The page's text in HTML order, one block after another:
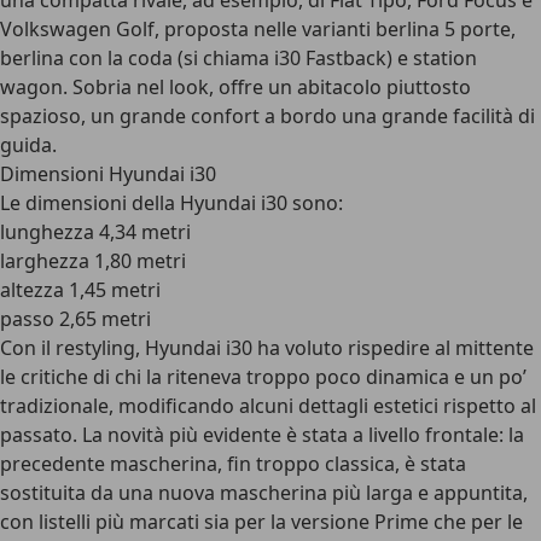
Volkswagen Golf, proposta nelle varianti berlina 5 porte,
berlina con la coda (si chiama i30 Fastback) e station
wagon. Sobria nel look, offre un abitacolo piuttosto
spazioso, un grande confort a bordo una grande facilità di
guida.
Dimensioni Hyundai i30
Le dimensioni della Hyundai i30 sono:
lunghezza 4,34 metri
larghezza 1,80 metri
altezza 1,45 metri
passo 2,65 metri
Con il restyling, Hyundai i30 ha voluto rispedire al mittente
le critiche di chi la riteneva troppo poco dinamica e un po’
tradizionale, modificando alcuni dettagli estetici rispetto al
passato. La novità più evidente è stata a livello frontale: la
precedente mascherina, fin troppo classica, è stata
sostituita da una nuova mascherina più larga e appuntita,
con listelli più marcati sia per la versione Prime che per le